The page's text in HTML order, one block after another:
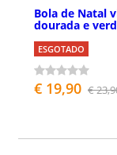
Bola de Natal
dourada e
ESGOTADO
€ 19,90 €